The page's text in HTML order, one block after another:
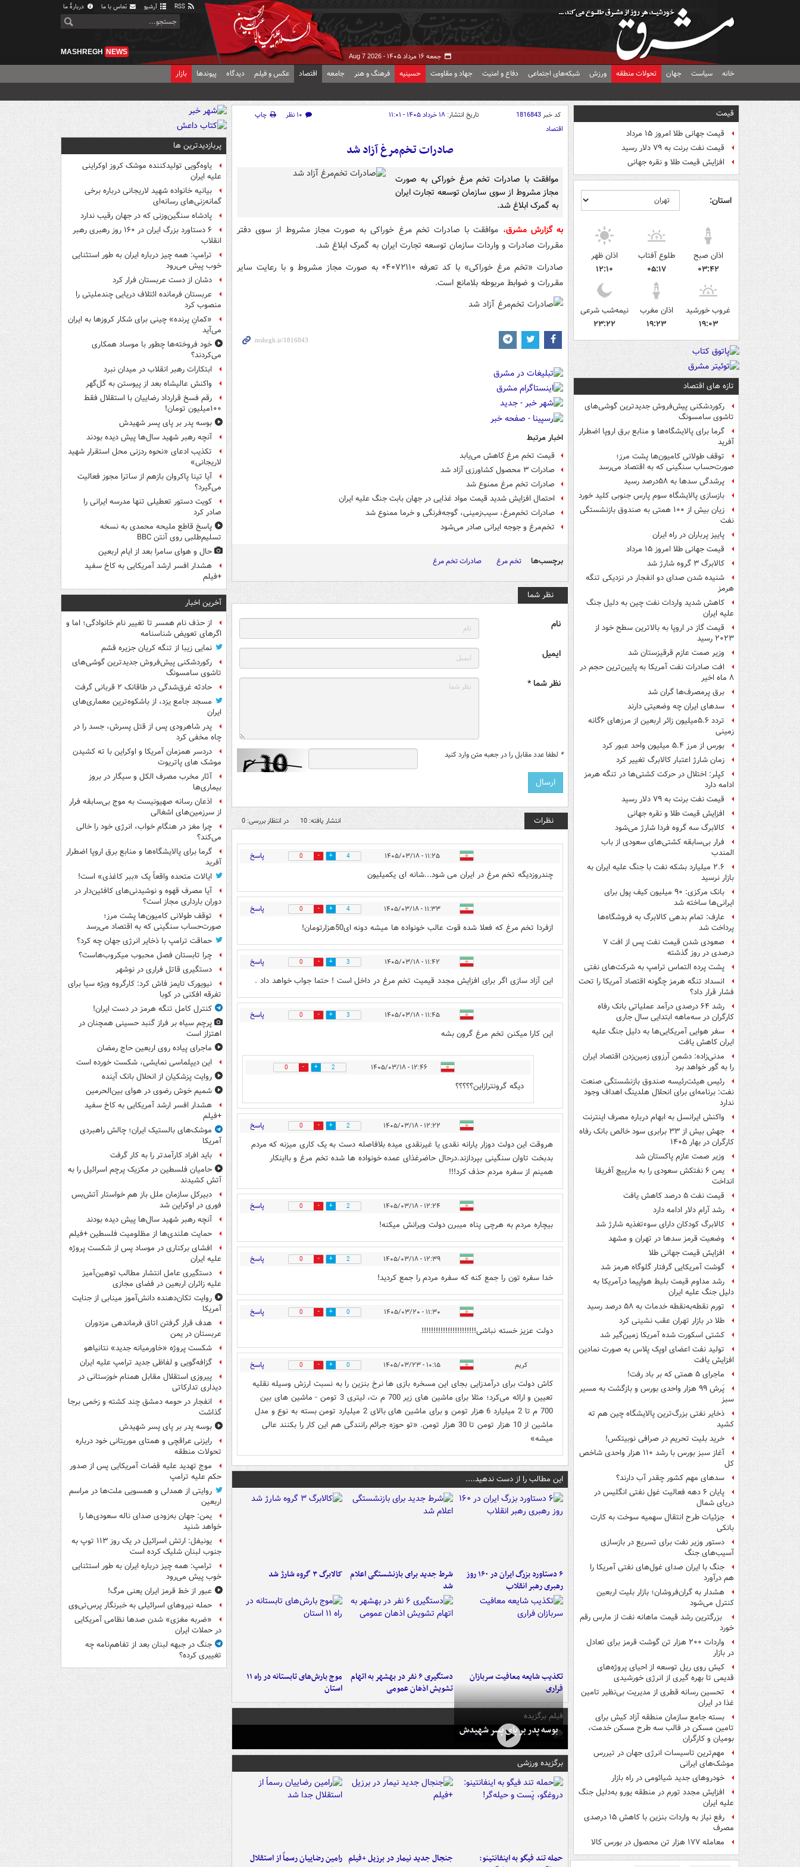
آرشیو تماس با ما دربارهٔ ما
جمعه ۱۶ مرداد ۱۴۰۵ - Aug 7 2026
MASHREGH NEWS
خانه سیاست جهان تحولات منطقه ورزش شبکه‌های اجتماعی دفاع و امنیت جهاد و مقاومت حسینیه فرهنگ و هنر جامعه اقتصاد عکس و فیلم دیدگاه پیوندها بازار
قیمت
قیمت جهانی طلا امروز ۱۵ مرداد
قیمت نفت برنت به ۷۹ دلار رسید
افزایش قیمت طلا و نقره جهانی
استان:
اذان صبح
۰۳:۴۲
طلوع آفتاب
۰۵:۱۷
اذان ظهر
۱۲:۱۰
غروب خورشید
۱۹:۰۳
اذان مغرب
۱۹:۲۳
نیمه‌شب شرعی
۲۳:۲۲
تازه های اقتصاد
رکوردشکنی پیش‌فروش جدیدترین گوشی‌های
تاشوی سامسونگ
گرما برای پالایشگاه‌ها و منابع برق اروپا اضطرار
آفرید
توقف طولانی کامیون‌ها پشت مرز؛
صورت‌حساب سنگینی که به اقتصاد می‌رسد
پرشدگی سدها به ۵۸درصد رسید
بازسازی پالایشگاه سوم پارس جنوبی کلید خورد
زیان بیش از ۱۰۰ همتی به صندوق‌ بازنشستگی
نفت
پاییز پرباران در راه ایران
قیمت جهانی طلا امروز ۱۵ مرداد
کالابرگ ۳ گروه شارژ شد
شنیده شدن صدای دو انفجار در نزدیکی تنگه
هرمز
کاهش شدید واردات نفت چین به دلیل جنگ
علیه ایران
قیمت گاز در اروپا به بالاترین سطح خود از
۲۰۲۳ رسید
وزیر صمت عازم قرقیزستان شد
افت صادرات نفت آمریکا به پایین‌ترین حجم در
۸ ماه اخیر
برق پرمصرف‌ها گران شد
سدهای ایران چه وضعیتی دارند
تردد ۵.۶میلیون زائر اربعین از مرزهای ۶گانه
زمینی
بورس از مرز ۵.۴ میلیون واحد عبور کرد
زمان شارژ اعتبار کالابرگ تغییر کرد
کپلر: اختلال در حرکت کشتی‌ها در تنگه هرمز
ادامه دارد
قیمت نفت برنت به ۷۹ دلار رسید
افزایش قیمت طلا و نقره جهانی
کالابرگ سه گروه فردا شارژ می‌شود
فرار بی‌سابقه کشتی‌های سعودی از باب
المندب
۲.۶ میلیارد بشکه نفت با جنگ علیه ایران به
بازار نرسید
بانک مرکزی: ۹۰ میلیون کیف پول برای
ایرانی‌ها ساخته شد
عارف: تمام بدهی کالابرگ به فروشگاه‌ها
پرداخت شد
صعودی شدن قیمت نفت پس از افت ۷
درصدی در روز گذشته
پشت پرده التماس ترامپ به شرکت‌های نفتی
انسداد تنگه هرمز چگونه اقتصاد آمریکا را تحت
فشار قرار داد؟
رشد ۶۴ درصدی درآمد عملیاتی بانک رفاه
کارگران در سه‌ماهه ابتدایی سال جاری
سفر هوایی آمریکایی‌ها به دلیل جنگ علیه
ایران کاهش یافت
مدنی‌زاده: دشمن آرزوی زمین‌زدن اقتصاد ایران
را به گور خواهد برد
رئیس هیئت‌رئیسه صندوق بازنشستگی صنعت
نفت: برنامه‌ای برای انحلال هلدینگ اهداف وجود
ندارد
واکنش ایرانسل به ابهام درباره مصرف اینترنت
جهش بیش از ۳۳ برابری سود خالص بانک رفاه
کارگران در بهار ۱۴۰۵
وزیر صمت عازم پاکستان شد
یمن ۶ نفتکش سعودی را به مارپیچ آفریقا
انداخت
قیمت نفت ۵ درصد کاهش یافت
رشد آرام دلار ادامه دارد
کالابرگ کودکان دارای سوءتغذیه شارژ شد
وضعیت قرمز سدها در تهران و مشهد
افزایش قیمت جهانی طلا
گوشت آمریکایی گرفتار گلوگاه هرمز شد
رشد مداوم قیمت بلیط هواپیما درآمریکا به
دلیل جنگ علیه ایران
تورم نقطه‌به‌نقطه خدمات به ۵۸ درصد رسید
طلا در بازار تهران عقب نشینی کرد
کشتی اسکورت شده آمریکا زمین‌گیر شد
تولید نفت اعضای اوپک پلاس به صورت نمادین
افزایش یافت
ماجرای ۵ همتی که بر باد رفت!
پَرش ۹۹ هزار واحدی بورس و بازگشت به مسیر
سبز
ذخایر نفتی بزرگ‌ترین پالایشگاه چین هم ته
کشید
خرید بلیت تحریم در صرافی نوبیتکس!
آغاز سبز بورس با رشد ۱۱۰ هزار واحدی شاخص
کل
سدهای مهم کشور چقدر آب دارند؟
پایان ۶ دهه فعالیت غول نفتی انگلیس در
دریای شمال
جزئیات طرح انتقال سهمیه سوخت به کارت
بانکی
دستور وزیر نفت برای تسریع در بازسازی
آسیب‌های جنگ
جنگ با ایران صدای غول‌های نفتی آمریکا را
هم درآورد
هشدار به گران‌فروشان؛ بازار بلیت اربعین
کنترل می‌شود
بزرگترین رشد قیمت ماهانه نفت از مارس رقم
خورد
واردات ۲۰۰ هزار تن گوشت قرمز برای تعادل
در بازار
کیش روی ریل توسعه از احیای پروژه‌های
قدیمی تا بهره گیری از انرژی خورشیدی
تحسین رسانه قطری از مدیریت بی‌نظیر تامین
غذا در ایران
بسته جامع سازمان منطقه آزاد کیش برای
تامین مسکن در فالب سه طرح مسکن خدمت،
بومیان و کارگران
مهم‌ترین تاسیسات انرژی جهان در تیررس
موشک‌های ایرانی
خودروهای جدید شیائومی در راه بازار
افزایش مجدد تورم در منطقه یورو به‌دلیل جنگ
علیه ایران
رفع نیاز به واردات بنزین با کاهش ۱۵ درصدی
مصرف
معامله ۱۷۷ هزار تن محصول در بورس کالا
کد خبر1816843 تاریخ انتشار: ۱۸ خرداد ۱۴۰۵ - ۱۱:۰۱ ۱۰ نظر
چاپ
اقتصاد
صادرات تخم‌مرغ آزاد شد
موافقت با صادرات تخم مرغ خوراکی به صورت
مجاز مشروط از سوی سازمان توسعه تجارت ایران
به گمرک ابلاغ شد.
به گزارش مشرق، موافقت با صادرات تخم مرغ خوراکی به صورت مجاز مشروط از سوی دفتر
مقـررات صادرات و واردات سازمان توسعه تجارت ایران به گمرک ابلاغ شد.
صادرات «تخم مرغ خوراکی» با کد تعرفه ۰۴۰۷۲۱۱۰ به صورت مجاز مشروط و با رعایت سایر
مقـررات و ضوابط مربوطه بلامانع است.
اخبار مرتبط
قیمت تخم مرغ کاهش می‌یابد
صادرات ۳ محصول کشاورزی آزاد شد
صادرات تخم مرغ ممنوع شد
احتمال افزایش شدید قیمت مواد غذایی در جهان بابت جنگ علیه ایران
صادرات تخم‌مرغ، سیب‌زمینی، گوجه‌فرنگی و خرما ممنوع شد
تخم‌مرغ و جوجه ایرانی صادر می‌شود
برچسب‌ها تخم مرغ صادرات تخم مرغ
نظر شما
نام
ایمیل
نظر شما *
* لطفا عدد مقابل را در جعبه متن وارد کنید
نظرات انتشار یافته: 10 در انتظار بررسی: 0
۱۱:۲۵ - ۱۴۰۵/۰۳/۱۸ 4
0 پاسخ
چندروزدیگه تخم مرغ در ایران می شود...شانه ای یکمیلیون
۱۱:۳۳ - ۱۴۰۵/۰۳/۱۸ 4
0 پاسخ
ازفردا تخم مرغ که فعلا شده قوت عالب خونواده ها میشه دونه ای50هزارتومان!
۱۱:۴۲ - ۱۴۰۵/۰۳/۱۸ 3
0 پاسخ
این آزاد سازی اگر برای افزایش مجدد قیمیت تخم مرغ در داخل است ! حتما جواب خواهد داد .
۱۱:۴۵ - ۱۴۰۵/۰۳/۱۸ 3
0 پاسخ
این کارا میکنن تخم مرغ گرون بشه
۱۲:۴۶ - ۱۴۰۵/۰۳/۱۸ 2
0
دیگه گرونترازاین؟؟؟؟؟
۱۲:۲۲ - ۱۴۰۵/۰۳/۱۸ 2
0 پاسخ
هروقت این دولت دوزار یارانه نقدی یا غیرنقدی میده بلافاصله دست به یک کاری میزنه که مردم
بدبخت تاوان سنگینی بپردازند.درحال حاضرغذای عمده خونواده ها شده تخم مرغ و بااینکار
همینم از سفره مردم حذف کرد!!!
۱۲:۲۴ - ۱۴۰۵/۰۳/۱۸ 2
0 پاسخ
بیچاره مردم به هرچی پناه میبرن دولت ویرانش میکنه!
۱۲:۳۹ - ۱۴۰۵/۰۳/۱۸ 2
0 پاسخ
خدا سفره تون را جمع کنه که سفره مردم را جمع کردید!
۱۱:۳۰ - ۱۴۰۵/۰۳/۲۰ 0
0 پاسخ
دولت عزیز خسته نباشی!!!!!!!!!!!!!!!!!!!!!!!
کریم ۱۰:۱۵ - ۱۴۰۵/۰۳/۲۳ 0
0 پاسخ
کاش دولت برای درآمدزایی بجای این مسخره بازی ها نرخ بنزین را به نسبت ارزش وسیله نقلیه
تعیین و ارائه می‌کرد؛ مثلا برای ماشین های زیر 700 م ت، لیتری 3 تومن - ماشین های بین
700 م تا 2 میلیارد 6 هزار تومن و برای ماشین های بالای 2 میلیارد تومن بسته به نوع و مدل
ماشین از 10 هزار تومن تا 30 هزار تومن. «تو حوزه جرائم رانندگی هم این کار را بکنند عالی
میشه»
این مطالب را از دست ندهید....
۶ دستاورد بزرگ ایران در ۱۶۰ روز
رهبری رهبر انقلاب
شرط جدید برای بازنشستگی اعلام
شد
کالابرگ ۳ گروه شارژ شد
تکذیب شایعه معافیت سربازان
فراری
دستگیری ۶ نفر در بهشهر به اتهام
تشویش اذهان عمومی
موج بارش‌های تابستانه در راه ۱۱
استان
فیلم برگزیده
بوسه‌ پدر بر پای پسر شهیدش
برگزیده ورزشی
حمله تند فیگو به اینفانتینو:
جنجال جدید نیمار در برزیل +فیلم رامین رضاییان رسماً از استقلال
پربازدیدترین ها
یاوه‌گویی تولیدکننده موشک کروز اوکراینی
علیه ایران
بیانیه خانواده شهید لاریجانی درباره برخی
گمانه‌زنی‌های رسانه‌ای
پادشاه سنگین‌وزنی که در جهان رقیب ندارد
۶ دستاورد بزرگ ایران در ۱۶۰ روز رهبری رهبر
انقلاب
ترامپ: همه چیز درباره ایران به طور استثنایی
خوب پیش می‌رود
دشان از دست عربستان فرار کرد
عربستان فرمانده ائتلاف دریایی چندملیتی را
منصوب کرد
«کمانِ پرنده» چینی برای شکار کروزها به ایران
می‌آید
خود فروخته‌ها چطور با موساد همکاری
می‌کردند؟
ابتکارات رهبر انقلاب در میدان نبرد
واکنش عالیشاه بعد از پیوستن به گل‌گهر
رقم فسخ قرارداد رضاییان با استقلال فقط
۱۰۰میلیون تومان!
بوسه‌ پدر بر پای پسر شهیدش
آنچه رهبر شهید سال‌ها پیش دیده بودند
تکذیب ادعای «نحوه ردزنی محل استقرار شهید
لاریجانی»
آیا تینا پاکروان بازهم از ساترا مجوز فعالیت
می‌گیرد؟
کویت دستور تعطیلی تنها مدرسه ایرانی را
صادر کرد
پاسخ قاطع ملیحه محمدی به نسخه
تسلیم‌طلبی روی آنتن BBC
حال و هوای سامرا بعد از ایام اربعین
هشدار افسر ارشد آمریکایی به کاخ سفید
+فیلم
آخرین اخبار
از حذف نام همسر تا تغییر نام خانوادگی؛ اما و
اگرهای تعویض شناسنامه
نمایی زیبا از تنگه کریان جزیره قشم
رکوردشکنی پیش‌فروش جدیدترین گوشی‌های
تاشوی سامسونگ
حادثه غرق‌شدگی در طاقانک ۲ قربانی گرفت
مسجد جامع یزد، از باشکوه‌ترین معماری‌های
ایران
پدر شاهرودی پس از قتل پسرش، جسد را در
چاه مخفی کرد
دردسر همزمان آمریکا و اوکراین با ته کشیدن
موشک های پاتریوت
آثار مخرب مصرف الکل و سیگار در بروز
بیماری‌ها
اذعان رسانه صهیونیست به موج بی‌سابقه فرار
از سرزمین‌های اشغالی
چرا مغز در هنگام خواب، انرژی خود را خالی
می‌کند؟
گرما برای پالایشگاه‌ها و منابع برق اروپا اضطرار
آفرید
ایالات متحده واقعاً یک «ببر کاغذی» است!
آیا مصرف قهوه و نوشیدنی‌های کافئین‌دار در
دوران بارداری مجاز است؟
توقف طولانی کامیون‌ها پشت مرز؛
صورت‌حساب سنگینی که به اقتصاد می‌رسد
حماقت ترامپ با ذخایر انرژی جهان چه کرد؟
چرا تابستان فصل محبوب میکروب‌هاست؟
دستگیری قاتل فراری در نوشهر
نیویورک تایمز فاش کرد: کارگروه ویژه سیا برای
تفرقه افکنی در کوبا
کنترل کامل تنگه هرمز در دست ایران!
پرچم سیاه بر فراز گنبد حسینی همچنان در
اهتزاز است
ماجرای پیاده روی اربعین حاج رمضان
این دیپلماسی نمایشی، شکست خورده است
روایت پزشکیان از انحلال بانک آینده
شمیم خوش رضوی در هوای بین‌الحرمین
هشدار افسر ارشد آمریکایی به کاخ سفید
+فیلم
موشک‌های بالستیک ایران؛ چالش راهبردی
آمریکا
باید افراد کارآمدتر را به کار گرفت
حامیان فلسطین در مکزیک پرچم اسرائیل را به
آتش کشیدند
دبیرکل سازمان ملل باز هم خواستار آتش‌بس
فوری در اوکراین شد
آنچه رهبر شهید سال‌ها پیش دیده بودند
حمایت هلندی‌ها از مظلومیت فلسطین +فیلم
افشای برکناری در موساد پس از شکست پروژه
علیه ایران
دستگیری عامل انتشار مطالب توهین‌آمیز
علیه زائران اربعین در فضای مجازی
روایت تکان‌دهنده دانش‌آموز مینابی از جنایت
آمریکا
هدف قرار گرفتن اتاق‌ فرماندهی مزدوران
عربستان در یمن
شکست پروژه «خاورمیانه جدید» نتانیاهو
گزافه‌گویی و لفاظی جدید ترامپ علیه ایران
پیروزی استقلال مقابل همنام خوزستانی در
دیداری تدارکاتی
انفجار در حومه دمشق چند کشته و زخمی برجا
گذاشت
بوسه‌ پدر بر پای پسر شهیدش
رایزنی عراقچی و همتای موریتانی خود درباره
تحولات منطقه
موج تهدید علیه قضات آمریکایی پس از صدور
حکم علیه ترامپ
روایتی از همدلی و همسویی ملت‌ها در مراسم
اربعین
یمن: جهان به‌زودی صدای ناله سعودی‌ها را
خواهد شنید
یونیفل: ارتش اسرائیل در یک روز ۱۱۳ توپ به
جنوب لبنان شلیک کرده است
ترامپ: همه چیز درباره ایران به طور استثنایی
خوب پیش می‌رود
عبور از خط قرمز ایران یعنی مرگ!
حمله نیروهای اسرائیلی به خبرنگار پرس‌تی‌وی
«ضربه مغزی» شدن صدها نظامی آمریکایی
در حملات ایران
جنگ در جبهه لبنان بعد از تفاهم‌نامه چه
تغییری کرده؟